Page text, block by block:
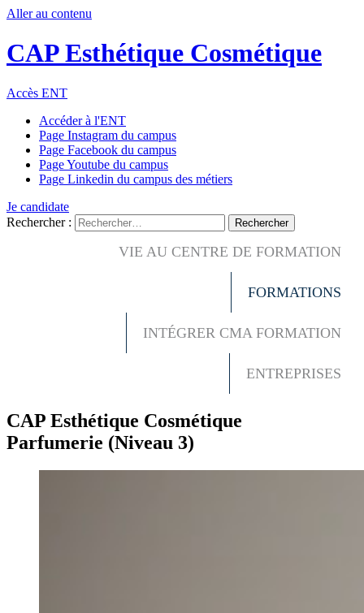
Aller au contenu
CAP Esthétique Cosmétique
Accès ENT
Accéder à l'ENT
Page Instagram du campus
Page Facebook du campus
Page Youtube du campus
Page Linkedin du campus des métiers
Je candidate
Rechercher :
VIE AU CENTRE DE FORMATION
FORMATIONS
INTÉGRER CMA FORMATION
ENTREPRISES
CAP Esthétique Cosmétique
Parfumerie (Niveau 3)